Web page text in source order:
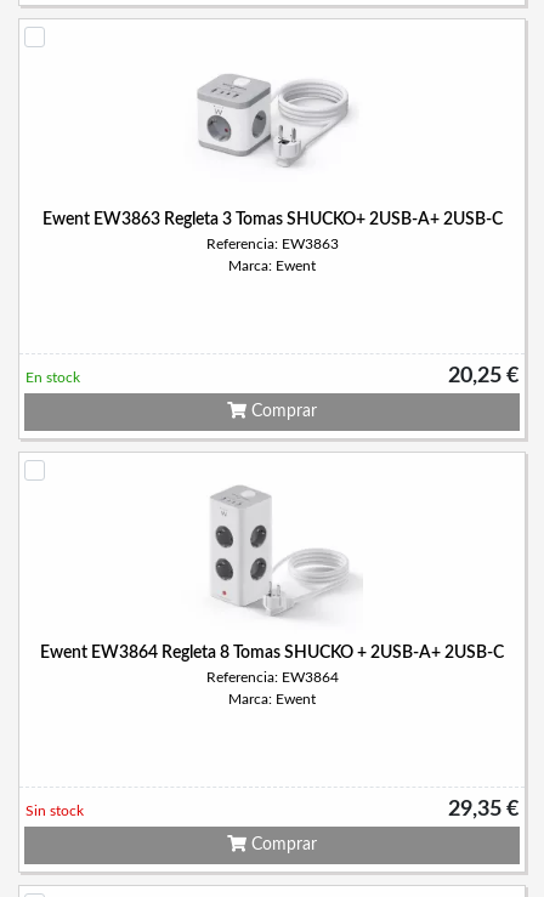
Ewent EW3863 Regleta 3 Tomas SHUCKO+ 2USB-A+ 2USB-C
Referencia: EW3863
Marca: Ewent
20,25 €
En stock
Comprar
Ewent EW3864 Regleta 8 Tomas SHUCKO + 2USB-A+ 2USB-C
Referencia: EW3864
Marca: Ewent
29,35 €
Sin stock
Comprar